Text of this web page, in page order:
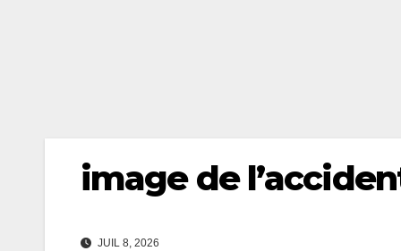
image de
JUIL 8, 2026